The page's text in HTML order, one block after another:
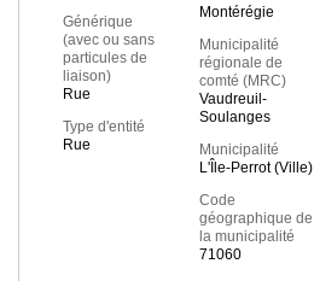
Générique
(avec ou sans
particules de
liaison)
Rue
Type d'entité
Rue
Montérégie
Municipalité
régionale de
comté (MRC)
Vaudreuil-
Soulanges
Municipalité
L'Île-Perrot (Ville)
Code
géographique de
la municipalité
71060